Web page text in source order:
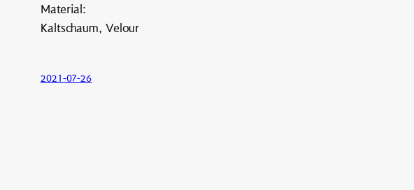
Material:
Kaltschaum, Velour
2021-07-26